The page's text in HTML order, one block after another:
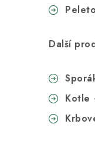
Další
Kotle